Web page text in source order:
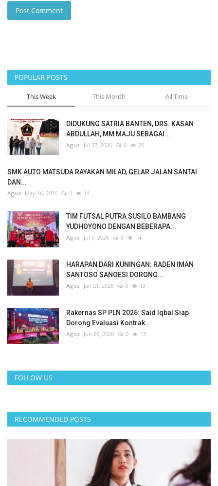
Post Comment
POPULAR POSTS
This Week This Month All Time
DIDUKUNG SATRIA BANTEN, DRS. KASAN
ABDULLAH, MM MAJU SEBAGAI...
Agus Jul 27, 2026 0 20
SMK AUTO MATSUDA RAYAKAN MILAD, GELAR JALAN SANTAI
DAN...
Agus May 16, 2026 0 14
TIM FUTSAL PUTRA SUSILO BAMBANG
YUDHOYONO DENGAN BEBERAPA...
Agus Jul 5, 2026 0 14
HARAPAN DARI KUNINGAN: RADEN IMAN
SANTOSO SANOESI DORONG...
Agus Jan 21, 2026 0 13
Rakernas SP PLN 2026: Said Iqbal Siap
Dorong Evaluasi Kontrak...
Agus Jun 26, 2026 0 13
FOLLOW US
RECOMMENDED POSTS